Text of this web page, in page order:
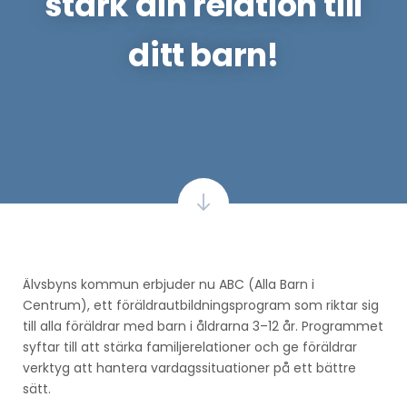
ditt barn!
Älvsbyns kommun erbjuder nu ABC (Alla Barn i
Centrum), ett föräldrautbildningsprogram som riktar sig
till alla föräldrar med barn i åldrarna 3–12 år. Programmet
syftar till att stärka familjerelationer och ge föräldrar
verktyg att hantera vardagssituationer på ett bättre
sätt.